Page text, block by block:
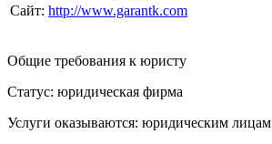
Сайт: http://www.garantk.com
Общие требования к юристу
Статус: юридическая фирма
Услуги оказываются: юридическим лицам